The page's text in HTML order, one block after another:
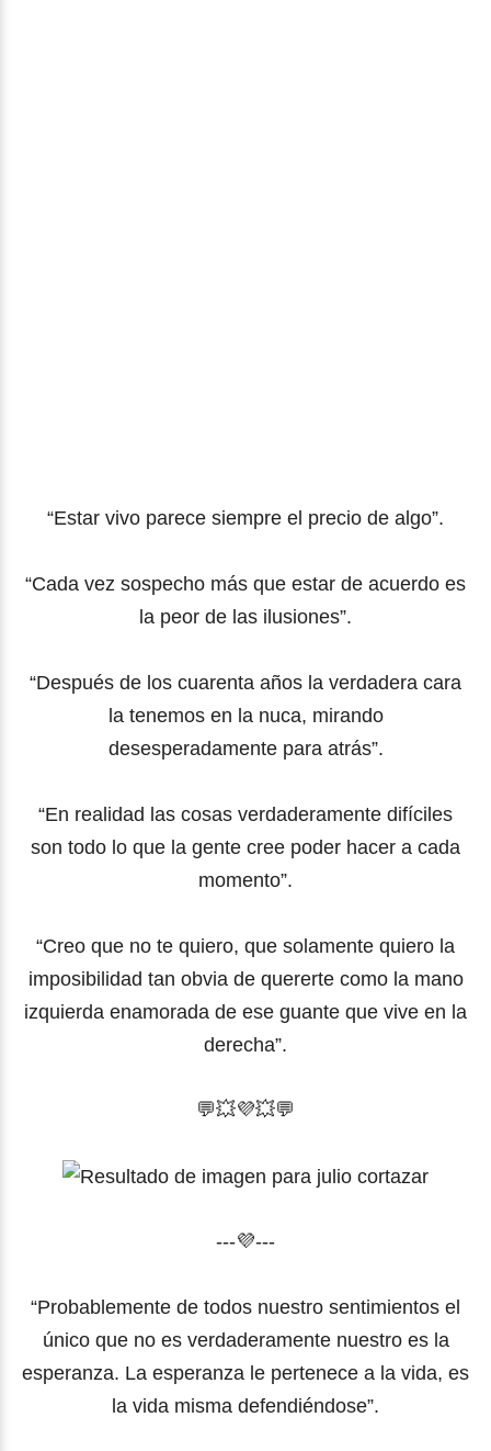
“Estar vivo parece siempre el precio de algo”.
“Cada vez sospecho más que estar de acuerdo es
la peor de las ilusiones”.
“Después de los cuarenta años la verdadera cara
la tenemos en la nuca, mirando
desesperadamente para atrás”.
“En realidad las cosas verdaderamente difíciles
son todo lo que la gente cree poder hacer a cada
momento”.
“Creo que no te quiero, que solamente quiero la
imposibilidad tan obvia de quererte como la mano
izquierda enamorada de ese guante que vive en la
derecha”.
💬💥💜💥💬
---💜---
“Probablemente de todos nuestro sentimientos el
único que no es verdaderamente nuestro es la
esperanza. La esperanza le pertenece a la vida, es
la vida misma defendiéndose”.